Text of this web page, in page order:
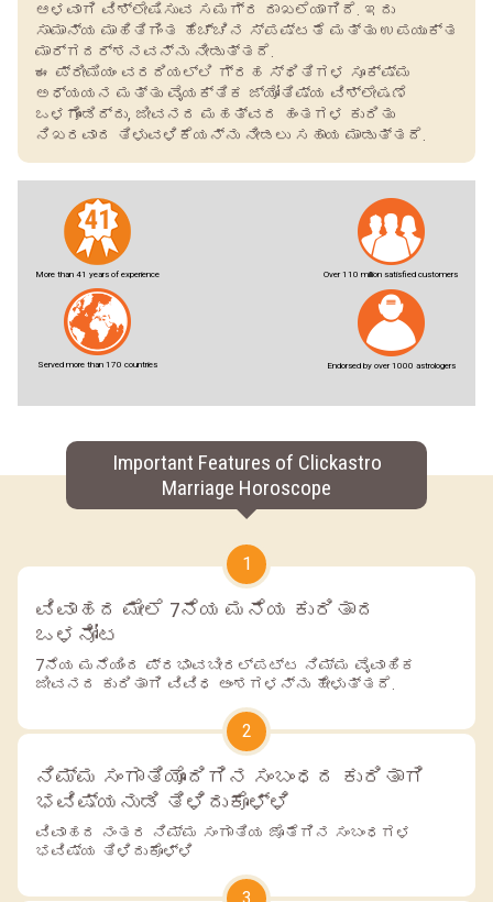
ಆಳವಾಗಿ ವಿಶ್ಲೇಷಿಸುವ ಸಮಗ್ರ ದಾಖಲೆಯಾಗಿದೆ. ಇದು
ಸಾಮಾನ್ಯ ಮಾಹಿತಿಗಿಂತ ಹೆಚ್ಚಿನ ಸ್ಪಷ್ಟತೆ ಮತ್ತು ಉಪಯುಕ್ತ
ಮಾರ್ಗದರ್ಶನವನ್ನು ನೀಡುತ್ತದೆ.
ಈ ಪ್ರೀಮಿಯಂ ವರದಿಯಲ್ಲಿ ಗ್ರಹ ಸ್ಥಿತಿಗಳ ಸೂಕ್ಷ್ಮ
ಅಧ್ಯಯನ ಮತ್ತು ವೈಯಕ್ತಿಕ ಜ್ಯೋತಿಷ್ಯ ವಿಶ್ಲೇಷಣೆ
ಒಳಗೊಂಡಿದ್ದು, ಜೀವನದ ಮಹತ್ವದ ಹಂತಗಳ ಕುರಿತು
ನಿಖರವಾದ ತಿಳುವಳಿಕೆಯನ್ನು ನೀಡಲು ಸಹಾಯ ಮಾಡುತ್ತದೆ.
More than 41 years of experience
Served more than 170 countries
Over 110 million satisfied customers
Endorsed by over 1000 astrologers
Important Features of Clickastro
Marriage Horoscope
1
ವಿವಾಹದ ಮೇಲೆ 7ನೆಯ ಮನೆಯ ಕುರಿತಾದ
ಒಳನೋಟ
7ನೆಯ ಮನೆಯಿಂದ ಪ್ರಭಾವಬೀರಲ್ಪಟ್ಟ ನಿಮ್ಮ ವೈವಾಹಿಕ
ಜೀವನದ ಕುರಿತಾಗಿ ವಿವಿಧ ಅಂಶಗಳನ್ನು ಹೇಳುತ್ತದೆ.
2
ನಿಮ್ಮ ಸಂಗಾತಿಯೊಂದಿಗಿನ ಸಂಬಂಧದ ಕುರಿತಾಗಿ
ಭವಿಷ್ಯನುಡಿ ತಿಳಿದುಕೊಳ್ಳಿ
ವಿವಾಹದ ನಂತರ ನಿಮ್ಮ ಸಂಗಾತಿಯ ಜೊತೆಗಿನ ಸಂಬಂಧಗಳ
ಭವಿಷ್ಯ ತಿಳಿದುಕೊಳ್ಳಿ